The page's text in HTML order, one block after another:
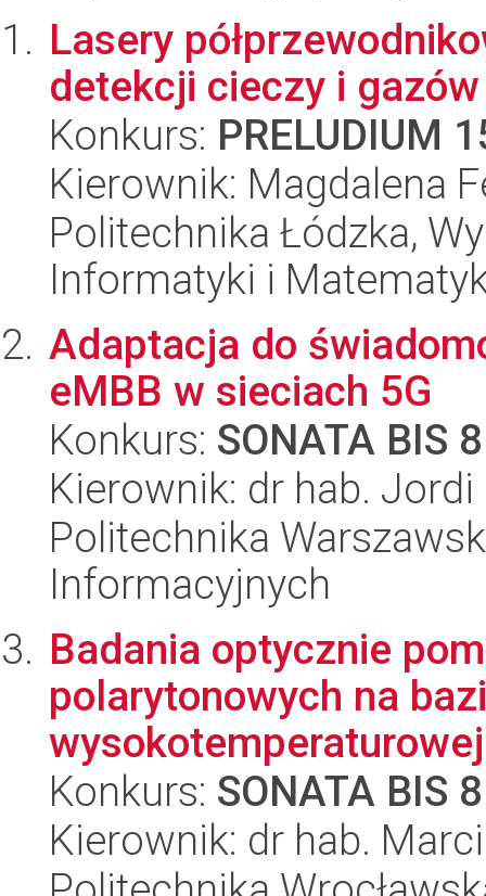
Lasery
detekcji cieczy i
Konkurs: PRELUDIUM
Kierownik: Magdalena
Politechnika Łódzka,
Informatyki i
Adaptacja do
eMBB w sieciach 5G
Konkurs: SONATA BIS 8
Kierownik: dr hab.
Politechnika
Informacyjnych
Badania optycznie
polarytonowych na
Konkurs: SONATA BIS 8
Kierownik: dr hab.